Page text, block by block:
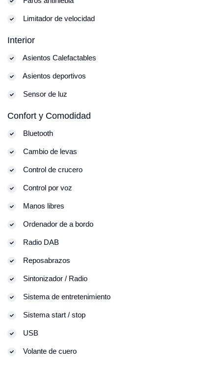
Limitador de velocidad
Interior
Asientos Calefactables
Asientos deportivos
Sensor de luz
Confort y Comodidad
Bluetooth
Cambio de levas
Control de crucero
Control por voz
Manos libres
Ordenador de a bordo
Radio DAB
Reposabrazos
Sintonizador / Radio
Sistema de entretenimiento
Sistema start / stop
USB
Volante de cuero